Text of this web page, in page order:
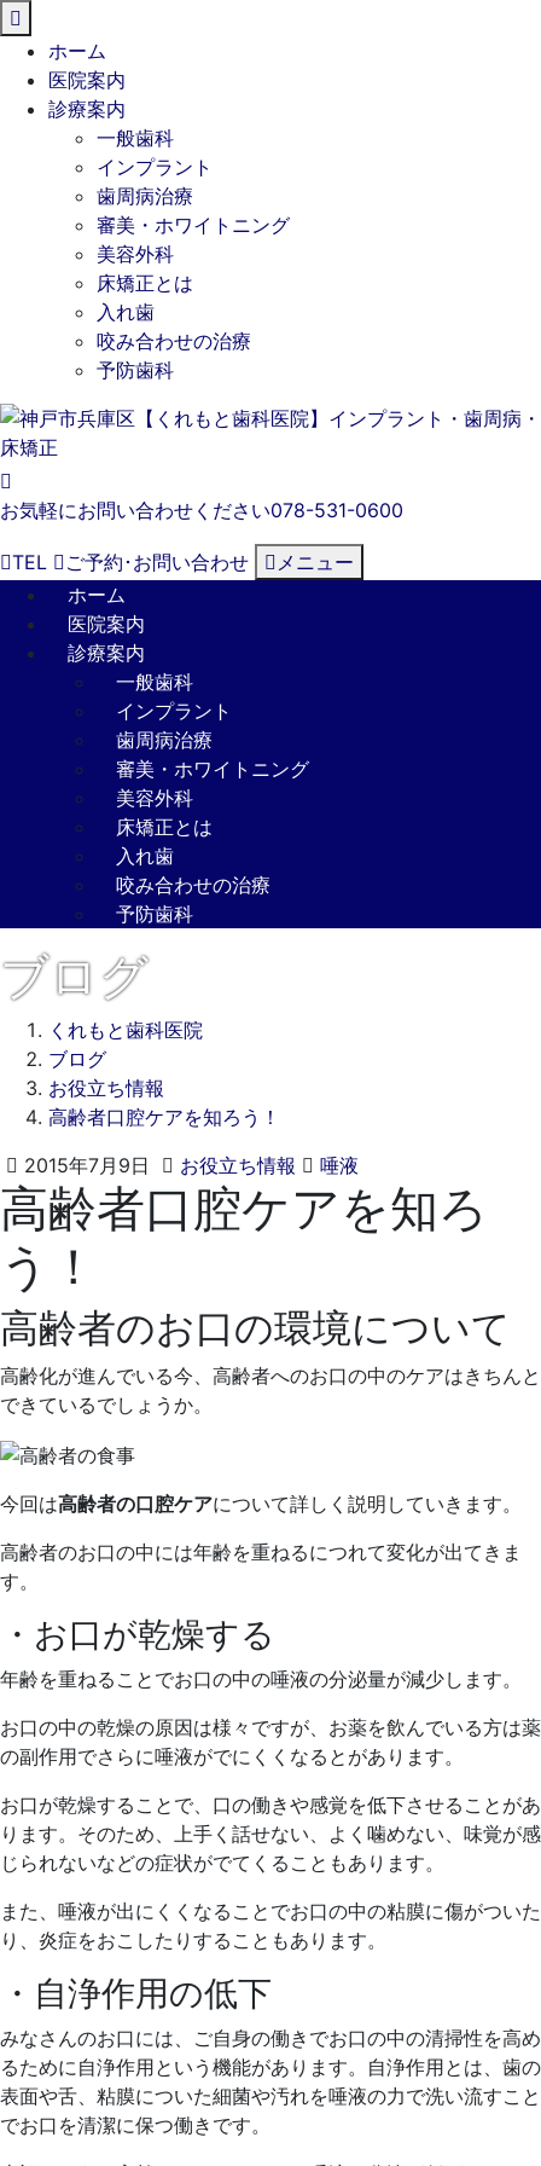
じ
る
ホーム
医院案内
診療案内
一般歯科
インプラント
歯周病治療
審美・ホワイトニング
美容外科
床矯正とは
入れ歯
咬み合わせの治療
予防歯科
お気軽にお問い合わせください078-531-0600
TEL ご予約･ お問い合わせ
メニュー
ホーム
医院案内
診療案内
一般歯科
インプラント
歯周病治療
審美・ホワイトニング
美容外科
床矯正とは
入れ歯
咬み合わせの治療
予防歯科
ブログ
くれもと歯科医院
ブログ
お役立ち情報
高齢者口腔ケアを知ろう！
2015年7月9日
お役立ち情報 唾液
年
4
日
れ
も
科
医
院
高齢者口腔ケアを知ろ
う！
高齢者のお口の環境について
高齢化が進んでいる今、高齢者へのお口の中のケアはきちんと
できているでしょうか。
今回は高齢者の口腔ケアについて詳しく説明していきます。
高齢者のお口の中には年齢を重ねるにつれて変化が出てきま
す。
・お口が乾燥する
年齢を重ねることでお口の中の唾液の分泌量が減少します。
お口の中の乾燥の原因は様々ですが、お薬を飲んでいる方は薬
の副作用でさらに唾液がでにくくなるとがあります。
お口が乾燥することで、口の働きや感覚を低下させることがあ
ります。そのため、上手く話せない、よく噛めない、味覚が感
じられないなどの症状がでてくることもあります。
また、唾液が出にくくなることでお口の中の粘膜に傷がついた
り、炎症をおこしたりすることもあります。
・自浄作用の低下
みなさんのお口には、ご自身の働きでお口の中の清掃性を高め
るために自浄作用という機能があります。自浄作用とは、歯の
表面や舌、粘膜についた細菌や汚れを唾液の力で洗い流すこと
でお口を清潔に保つ働きです。